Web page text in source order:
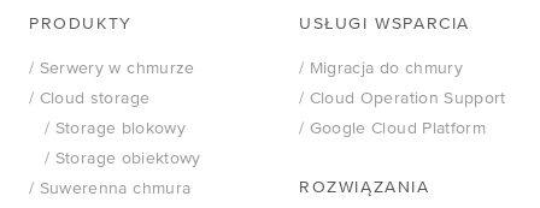
PRODUKTY
/ Serwery w chmurze
/ Cloud storage
/ Storage blokowy
/ Storage obiektowy
/ Suwerenna chmura
USŁUGI WSPARCIA
/ Migracja do chmury
/ Cloud Operation Support
/ Google Cloud Platform
ROZWIĄZANIA